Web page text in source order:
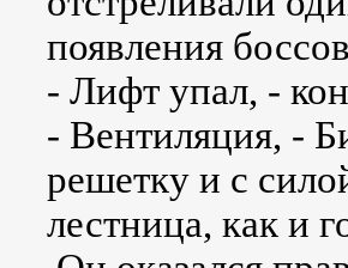
появления
- Лифт упал, -
- Вентиляция, -
решетку и с
лестница, как и